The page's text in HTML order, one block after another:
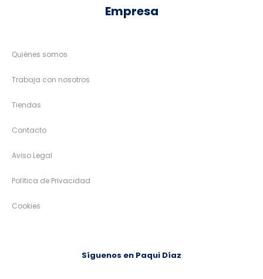
Empresa
Quiénes somos
Trabaja con nosotros
Tiendas
Contacto
Aviso Legal
Política de Privacidad
Cookies
Síguenos en Paqui Díaz